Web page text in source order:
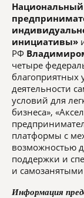
Национальный
инициативы»
РФ
четыре
благоприятных
деятельности
условий для
бизнеса»,
платформы с
возможностью
поддержки и
и
Информация